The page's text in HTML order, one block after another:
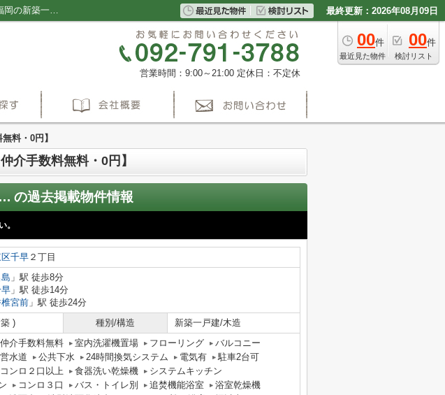
福岡市東区千早2丁目5期 2号棟（全2棟）【仲介手数料無料・0円】の過去掲載物件｜福岡の新築一戸建て・仲介手数料無料の売買物件情報ならプラス不動産販売株式会社 最終更新：2026年08月09日
00件
最近見た物件
00件
検討リスト
営業時間：9:00～21:00 定休日：不定休
料・0円】
介手数料無料・0円】
福岡市東区千早2丁目5期 2号棟（全2棟）【仲介手数料無料・0円】 の過去掲載物件情報
。
千早 ２丁目
」駅 徒歩8分
」駅 徒歩14分
宮前 」駅 徒歩24分
) 種別/構造 新築一戸建/木造
仲介手数料無料 室内洗濯機置場 フローリング
バルコニー
水道 公共下水 24時間換気システム 電気有
駐車2台可
コンロ２口以上 食器洗い乾燥機
システムキッチン
コンロ３口 バス・トイレ別 追焚機能浴室
浴室乾燥機